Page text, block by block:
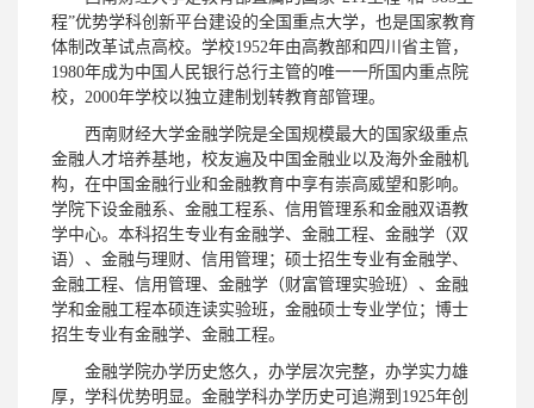
程”优势学科创新平台建设的全国重点大学，也是国家教育
体制改革试点高校。学校1952年由高教部和四川省主管，
1980年成为中国人民银行总行主管的唯一一所国内重点院
校，2000年学校以独立建制划转教育部管理。
西南财经大学金融学院是全国规模最大的国家级重点
金融人才培养基地，校友遍及中国金融业以及海外金融机
构，在中国金融行业和金融教育中享有崇高威望和影响。
学院下设金融系、金融工程系、信用管理系和金融双语教
学中心。本科招生专业有金融学、金融工程、金融学（双
语）、金融与理财、信用管理；硕士招生专业有金融学、
金融工程、信用管理、金融学（财富管理实验班）、金融
学和金融工程本硕连读实验班，金融硕士专业学位；博士
招生专业有金融学、金融工程。
金融学院办学历史悠久，办学层次完整，办学实力雄
厚，学科优势明显。金融学科办学历史可追溯到1925年创